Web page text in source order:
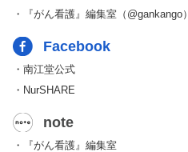
・『がん看護』編集室（@gankango）
Facebook
・南江堂公式
・NurSHARE
note
・『がん看護』編集室